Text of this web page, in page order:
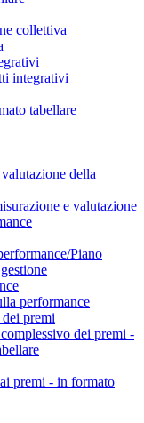
collettiva
integrativi
tabellare
della
e valutazione
Piano
performance
premi
dei premi -
premi - in formato